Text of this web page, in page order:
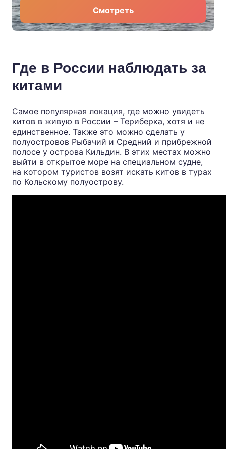
Смотреть
Где в России наблюдать за
китами
Самое популярная локация, где можно увидеть
китов в живую в России – Териберка, хотя и не
единственное. Также это можно сделать у
полуостровов Рыбачий и Средний и прибрежной
полосе у острова Кильдин. В этих местах можно
выйти в открытое море на специальном судне,
на котором туристов возят искать китов в турах
по Кольскому полуострову.